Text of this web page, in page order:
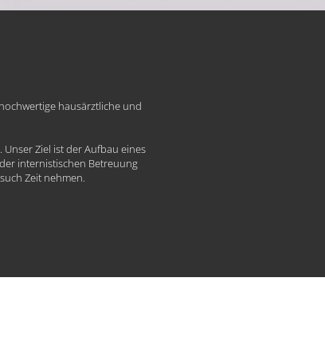
hausärztliche und
Ziel ist der Aufbau eines
internistischen Betreuung
Zeit nehmen.